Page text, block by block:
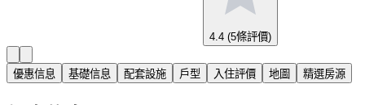
4.4 (5條評價)
優惠信息 基礎信息 配套設施 戶型 入住評價 地圖 精選房源